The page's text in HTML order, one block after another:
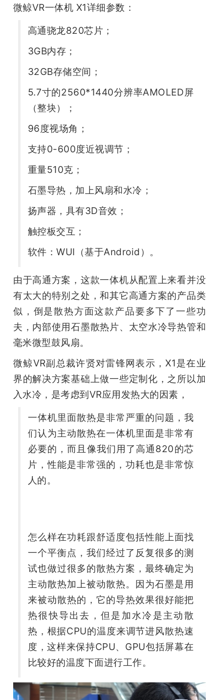
专
爱
机
微鲸VR一体机 X1详细参数：
高通骁龙820芯片；
3GB内存；
32GB存储空间；
5.7寸的2560*1440分辨率AMOLED屏
（整块）；
96度视场角；
支持0-600度近视调节；
重量510克；
石墨导热，加上风扇和水冷；
扬声器，具有3D音效；
触控板交互；
软件：WUI（基于Android）。
由于高通方案，这款一体机从配置上来看并没
有太大的特别之处，和其它高通方案的产品类
似，倒是散热方面这款产品要多下了一些功
夫，内部使用石墨散热片、太空水冷导热管和
毫米微型鼓风扇。
微鲸VR副总裁许贤对雷锋网表示，X1是在业
界的解决方案基础上做一些定制化，之所以加
入水冷，是考虑到VR应用发热大的因素，
一体机里面散热是非常严重的问题，我
们认为主动散热在一体机里面是非常有
必要的，而且像我们用了高通820的芯
片，性能是非常强的，功耗也是非常惊
人的。
怎么样在功耗跟舒适度包括性能上面找
一个平衡点，我们经过了反复很多的测
试也做过很多的散热方案，最终确定为
主动散热加上被动散热。因为石墨是用
来被动散热的，它的导热效果很好能把
热很快导出去，但是加水冷是主动散
热，根据CPU的温度来调节进风散热速
度，这样来保持CPU、GPU包括屏幕在
比较好的温度下面进行工作。